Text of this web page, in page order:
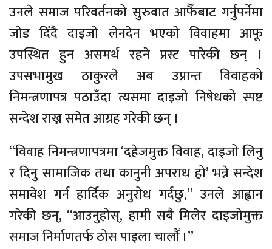
उनले समाज परिवर्तनको सुरुवात आफैँबाट गर्नुपर्नेमा
जोड दिँदै दाइजो लेनदेन भएको विवाहमा आफू
उपस्थित हुन असमर्थ रहने प्रस्ट पारेकी छन् ।
उपसभामुख ठाकुरले अब उप्रान्त विवाहको
निमन्त्रणापत्र पठाउँदा त्यसमा दाइजो निषेधको स्पष्ट
सन्देश राख्न समेत आग्रह गरेकी छन् ।
“विवाह निमन्त्रणापत्रमा ‘दहेजमुक्त विवाह, दाइजो लिनु
र दिनु सामाजिक तथा कानुनी अपराध हो’ भन्ने सन्देश
समावेश गर्न हार्दिक अनुरोध गर्दछु,” उनले आह्वान
गरेकी छन्, “आउनुहोस्, हामी सबै मिलेर दाइजोमुक्त
समाज निर्माणतर्फ ठोस पाइला चालौँ ।”